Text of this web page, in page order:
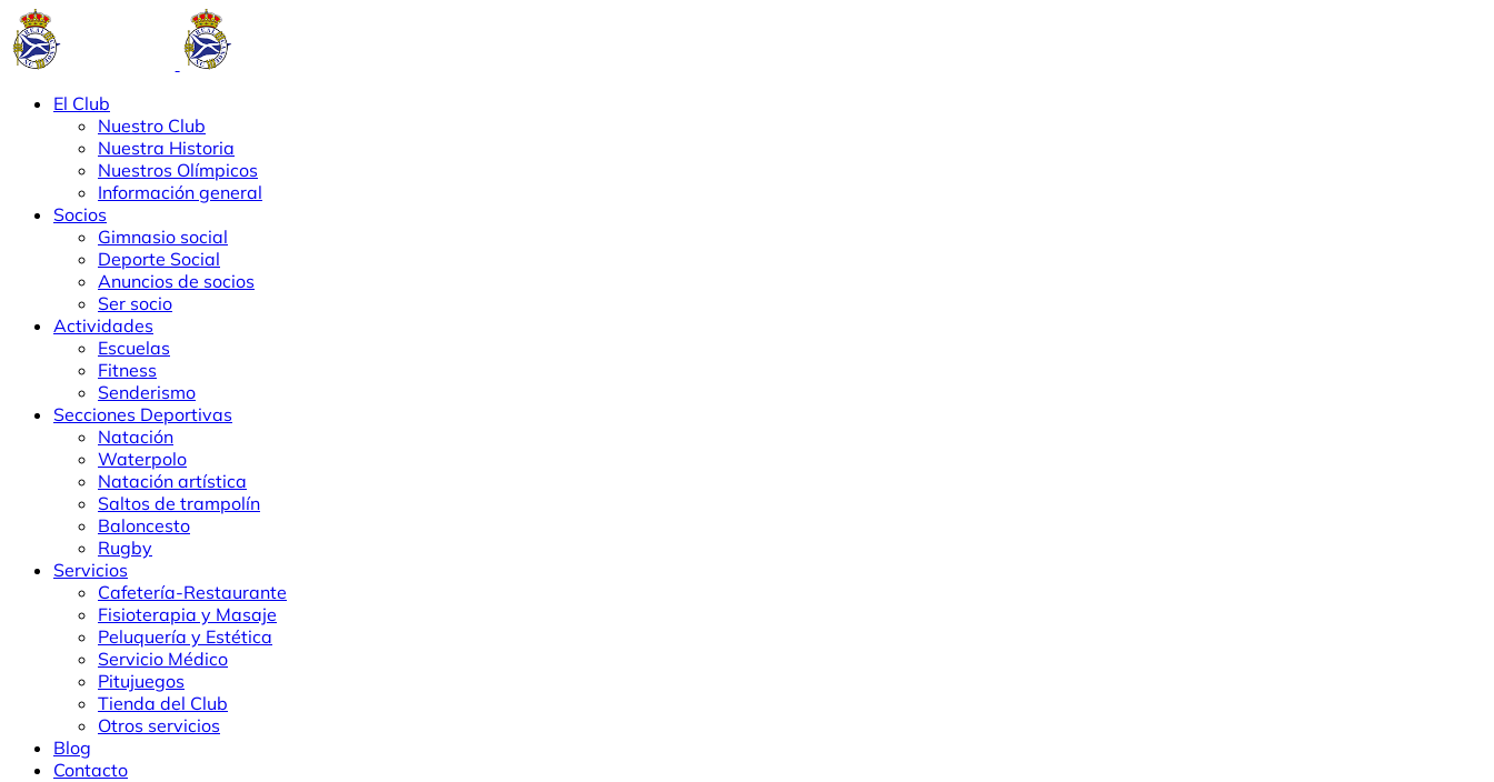
El Club
Nuestro Club
Nuestra Historia
Nuestros Olímpicos
Información general
Socios
Gimnasio social
Deporte Social
Anuncios de socios
Ser socio
Actividades
Escuelas
Fitness
Senderismo
Secciones Deportivas
Natación
Waterpolo
Natación artística
Saltos de trampolín
Baloncesto
Rugby
Servicios
Cafetería-Restaurante
Fisioterapia y Masaje
Peluquería y Estética
Servicio Médico
Pitujuegos
Tienda del Club
Otros servicios
Blog
Contacto